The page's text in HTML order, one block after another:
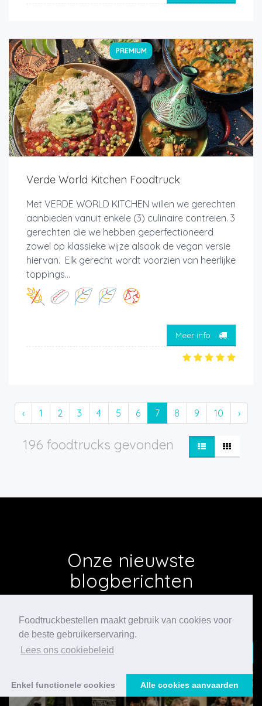
Foodtruckbestellen maakt gebruik van cookies voor
de beste gebruikerservaring.
Lees ons cookiebeleid
Enkel functionele cookies Alle cookies aanvaarden
PREMIUM
Verde World Kitchen Foodtruck
Met VERDE WORLD KITCHEN willen we gerechten
aanbieden vanuit enkele (3) culinaire contreien. 3
gerechten die we hebben geperfectioneerd
zowel op klassieke wijze alsook de vegan versie
hiervan. Elk gerecht wordt voorzien van heerlijke
toppings...
Meer info
‹ 1 2 3 4 5 6 7 8 9 10 ›
196 foodtrucks gevonden
Onze nieuwste
blogberichten
24/07/2026